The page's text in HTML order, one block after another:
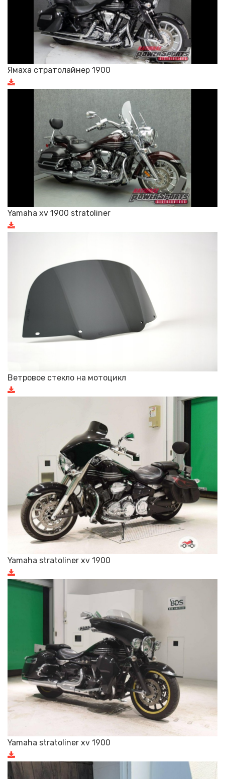
Ямаха стратолайнер 1900
Yamaha xv 1900 stratoliner
Ветровое стекло на мотоцикл
Yamaha stratoliner xv 1900
Yamaha stratoliner xv 1900